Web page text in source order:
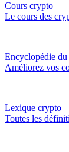
Cours crypto
Le cours des
Encyclopédie
Améliorez vos
Lexique crypto
Toutes les